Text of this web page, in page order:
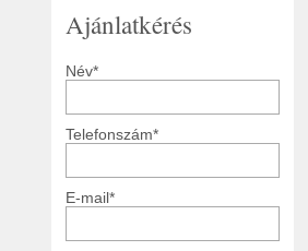
Ajánlatkérés
Név*
Telefonszám*
E-mail*